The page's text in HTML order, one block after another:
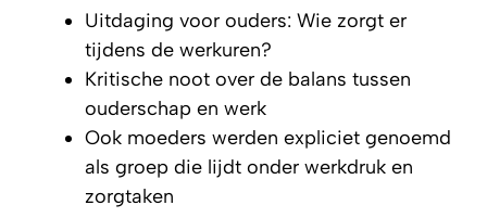
Uitdaging voor ouders: Wie zorgt er
tijdens de werkuren?
Kritische noot over de balans tussen
ouderschap en werk
Ook moeders werden expliciet genoemd
als groep die lijdt onder werkdruk en
zorgtaken